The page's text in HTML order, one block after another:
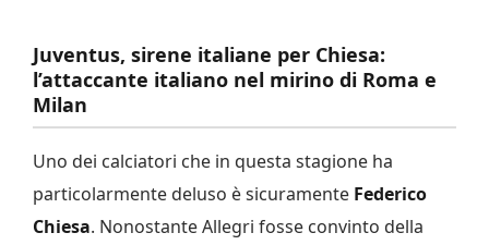
Juventus, sirene italiane per Chiesa:
l’attaccante italiano nel mirino di Roma e
Milan
Uno dei calciatori che in questa stagione ha
particolarmente deluso è sicuramente Federico
Chiesa. Nonostante Allegri fosse convinto della